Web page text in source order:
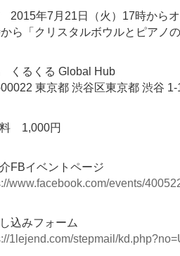
2015年7月21日（火）17時から
ら「クリスタルボウルとピアノの
くるくる Global Hub
東京都 渋谷区東京都 渋谷
料 1,000円
FBイベントページ
www.facebook.com/events/
込みフォーム
1lejend.com/stepmail/